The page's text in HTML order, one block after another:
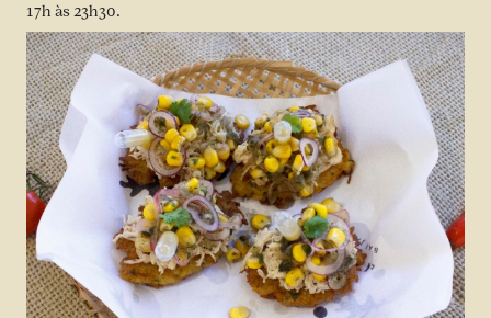
17h às 23h30.